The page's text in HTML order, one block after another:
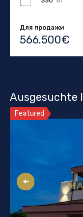
Для продажи
566.500€
Ausgesuchte
Featured